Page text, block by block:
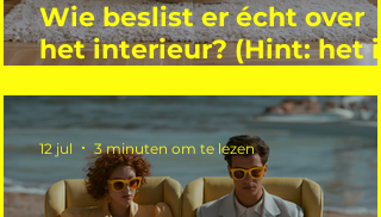
Wie beslist er écht over
het interieur? (Hint: het is
12 jul 3 minuten om te lezen